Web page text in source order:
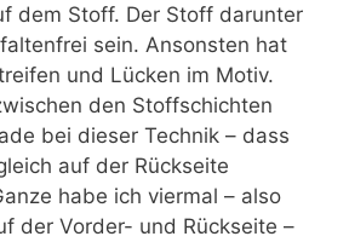
dem Stoff. Der Stoff darunter
sein. Ansonsten hat
und Lücken im Motiv.
den Stoffschichten
bei dieser Technik – dass
auf der Rückseite
habe ich viermal – also
der Vorder- und Rückseite –